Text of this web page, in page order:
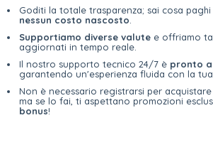
Goditi la totale trasparenza; sai cosa paghi
nessun costo nascosto
Supportiamo diverse valute e offriamo
aggiornati in tempo reale.
Il nostro supporto tecnico 24/7 è pronto
garantendo un'esperienza fluida con la
Non è necessario registrarsi per
ma se lo fai, ti aspettano promozioni
bonus!